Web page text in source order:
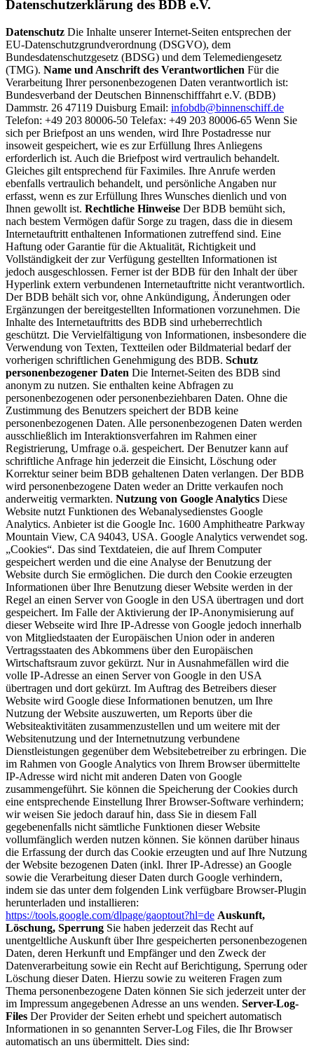
Datenschutzerklärung des BDB e.V.
Datenschutz Die Inhalte unserer Internet-Seiten entsprechen der
EU-Datenschutzgrundverordnung (DSGVO), dem
Bundesdatenschutzgesetz (BDSG) und dem Telemediengesetz
(TMG). Name und Anschrift des Verantwortlichen Für die
Verarbeitung Ihrer personenbezogenen Daten verantwortlich ist:
Bundesverband der Deutschen Binnenschifffahrt e.V. (BDB)
Dammstr. 26 47119 Duisburg Email: infobdb@binnenschiff.de
Telefon: +49 203 80006-50 Telefax: +49 203 80006-65 Wenn Sie
sich per Briefpost an uns wenden, wird Ihre Postadresse nur
insoweit gespeichert, wie es zur Erfüllung Ihres Anliegens
erforderlich ist. Auch die Briefpost wird vertraulich behandelt.
Gleiches gilt entsprechend für Faximiles. Ihre Anrufe werden
ebenfalls vertraulich behandelt, und persönliche Angaben nur
erfasst, wenn es zur Erfüllung Ihres Wunsches dienlich und von
Ihnen gewollt ist. Rechtliche Hinweise Der BDB bemüht sich,
nach bestem Vermögen dafür Sorge zu tragen, dass die in diesem
Internetauftritt enthaltenen Informationen zutreffend sind. Eine
Haftung oder Garantie für die Aktualität, Richtigkeit und
Vollständigkeit der zur Verfügung gestellten Informationen ist
jedoch ausgeschlossen. Ferner ist der BDB für den Inhalt der über
Hyperlink extern verbundenen Internetauftritte nicht verantwortlich.
Der BDB behält sich vor, ohne Ankündigung, Änderungen oder
Ergänzungen der bereitgestellten Informationen vorzunehmen. Die
Inhalte des Internetauftritts des BDB sind urheberrechtlich
geschützt. Die Vervielfältigung von Informationen, insbesondere die
Verwendung von Texten, Textteilen oder Bildmaterial bedarf der
vorherigen schriftlichen Genehmigung des BDB. Schutz
personenbezogener Daten Die Internet-Seiten des BDB sind
anonym zu nutzen. Sie enthalten keine Abfragen zu
personenbezogenen oder personenbeziehbaren Daten. Ohne die
Zustimmung des Benutzers speichert der BDB keine
personenbezogenen Daten. Alle personenbezogenen Daten werden
ausschließlich im Interaktionsverfahren im Rahmen einer
Registrierung, Umfrage o.ä. gespeichert. Der Benutzer kann auf
schriftliche Anfrage hin jederzeit die Einsicht, Löschung oder
Korrektur seiner beim BDB gehaltenen Daten verlangen. Der BDB
wird personenbezogene Daten weder an Dritte verkaufen noch
anderweitig vermarkten. Nutzung von Google Analytics Diese
Website nutzt Funktionen des Webanalysedienstes Google
Analytics. Anbieter ist die Google Inc. 1600 Amphitheatre Parkway
Mountain View, CA 94043, USA. Google Analytics verwendet sog.
„Cookies“. Das sind Textdateien, die auf Ihrem Computer
gespeichert werden und die eine Analyse der Benutzung der
Website durch Sie ermöglichen. Die durch den Cookie erzeugten
Informationen über Ihre Benutzung dieser Website werden in der
Regel an einen Server von Google in den USA übertragen und dort
gespeichert. Im Falle der Aktivierung der IP-Anonymisierung auf
dieser Webseite wird Ihre IP-Adresse von Google jedoch innerhalb
von Mitgliedstaaten der Europäischen Union oder in anderen
Vertragsstaaten des Abkommens über den Europäischen
Wirtschaftsraum zuvor gekürzt. Nur in Ausnahmefällen wird die
volle IP-Adresse an einen Server von Google in den USA
übertragen und dort gekürzt. Im Auftrag des Betreibers dieser
Website wird Google diese Informationen benutzen, um Ihre
Nutzung der Website auszuwerten, um Reports über die
Websiteaktivitäten zusammenzustellen und um weitere mit der
Websitenutzung und der Internetnutzung verbundene
Dienstleistungen gegenüber dem Websitebetreiber zu erbringen. Die
im Rahmen von Google Analytics von Ihrem Browser übermittelte
IP-Adresse wird nicht mit anderen Daten von Google
zusammengeführt. Sie können die Speicherung der Cookies durch
eine entsprechende Einstellung Ihrer Browser-Software verhindern;
wir weisen Sie jedoch darauf hin, dass Sie in diesem Fall
gegebenenfalls nicht sämtliche Funktionen dieser Website
vollumfänglich werden nutzen können. Sie können darüber hinaus
die Erfassung der durch das Cookie erzeugten und auf Ihre Nutzung
der Website bezogenen Daten (inkl. Ihrer IP-Adresse) an Google
sowie die Verarbeitung dieser Daten durch Google verhindern,
indem sie das unter dem folgenden Link verfügbare Browser-Plugin
herunterladen und installieren:
https://tools.google.com/dlpage/gaoptout?hl=de Auskunft,
Löschung, Sperrung Sie haben jederzeit das Recht auf
unentgeltliche Auskunft über Ihre gespeicherten personenbezogenen
Daten, deren Herkunft und Empfänger und den Zweck der
Datenverarbeitung sowie ein Recht auf Berichtigung, Sperrung oder
Löschung dieser Daten. Hierzu sowie zu weiteren Fragen zum
Thema personenbezogene Daten können Sie sich jederzeit unter der
im Impressum angegebenen Adresse an uns wenden. Server-Log-
Files Der Provider der Seiten erhebt und speichert automatisch
Informationen in so genannten Server-Log Files, die Ihr Browser
automatisch an uns übermittelt. Dies sind: